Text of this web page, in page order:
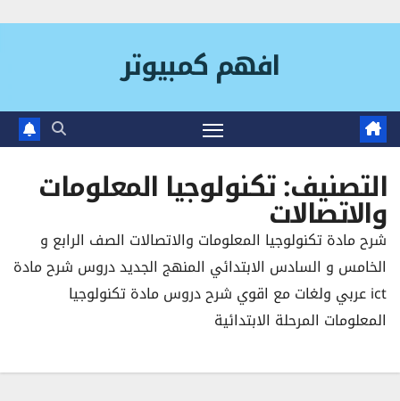
افهم كمبيوتر
التصنيف:تكنولوجيا المعلومات
والاتصالات
شرح مادة تكنولوجيا المعلومات والاتصالات الصف الرابع و
الخامس و السادس الابتدائي المنهج الجديد دروس شرح مادة
ict عربي ولغات مع اقوي شرح دروس مادة تكنولوجيا
المعلومات المرحلة الابتدائية